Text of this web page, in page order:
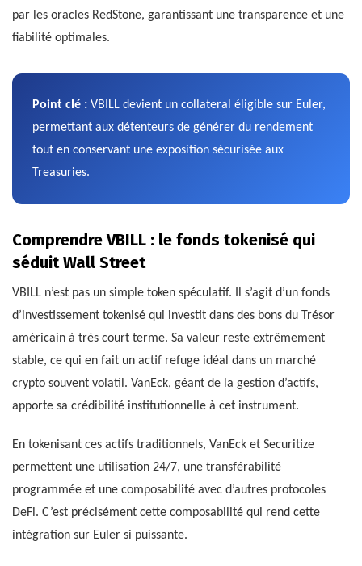
par les oracles RedStone, garantissant une transparence et une
fiabilité optimales.
Point clé : VBILL devient un collateral éligible sur Euler,
permettant aux détenteurs de générer du rendement
tout en conservant une exposition sécurisée aux
Treasuries.
Comprendre VBILL : le fonds tokenisé qui
séduit Wall Street
VBILL n’est pas un simple token spéculatif. Il s’agit d’un fonds
d’investissement tokenisé qui investit dans des bons du Trésor
américain à très court terme. Sa valeur reste extrêmement
stable, ce qui en fait un actif refuge idéal dans un marché
crypto souvent volatil. VanEck, géant de la gestion d’actifs,
apporte sa crédibilité institutionnelle à cet instrument.
En tokenisant ces actifs traditionnels, VanEck et Securitize
permettent une utilisation 24/7, une transférabilité
programmée et une composabilité avec d’autres protocoles
DeFi. C’est précisément cette composabilité qui rend cette
intégration sur Euler si puissante.